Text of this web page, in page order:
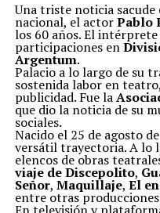
Una triste noticia
nacional, el actorPablo
los 60 años. El
participaciones en
Argentum.
Palacio a lo largo de su
sostenida labor en
publicidad. Fue la
que dio la noticia de su
sociales.
Nacido el 25 de agosto
versátil trayectoria. A lo
elencos de obras
viaje de Discepolito,
Señor, Maquillaje, El
entre otras